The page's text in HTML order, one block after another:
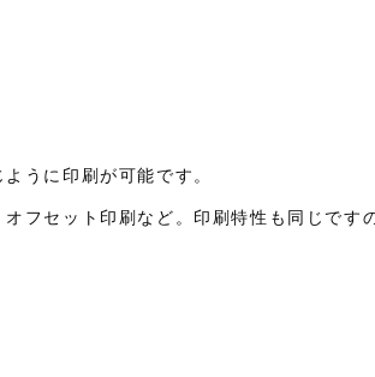
うに印刷が可能です。
フセット印刷など。印刷特性も同じです